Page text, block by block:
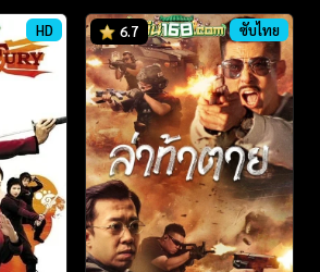
HD 6.7 ซับไทย